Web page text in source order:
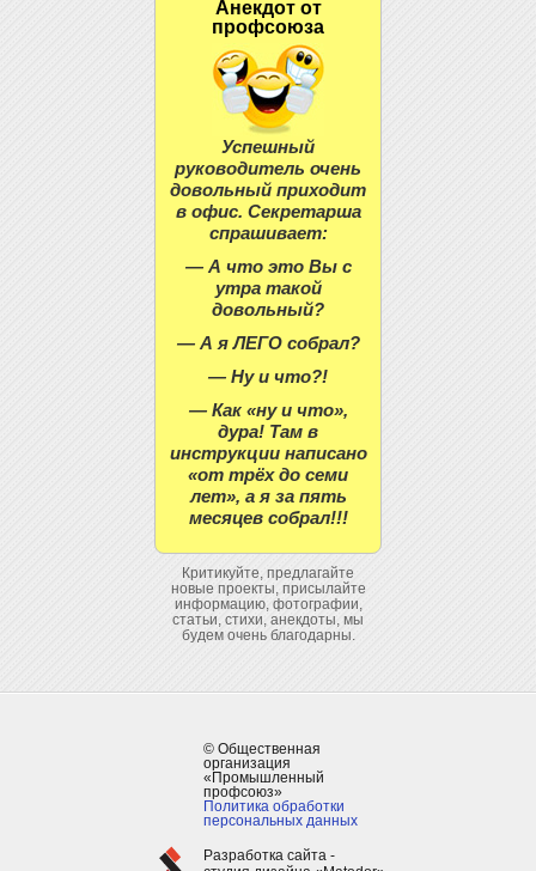
Анекдот от
профсоюза
Успешный
руководитель очень
довольный приходит
в офис. Секретарша
спрашивает:
— А что это Вы с
утра такой
довольный?
— А я ЛЕГО собрал?
— Ну и что?!
— Как «ну и что»,
дура! Там в
инструкции написано
«от трёх до семи
лет», а я за пять
месяцев собрал!!!
Критикуйте, предлагайте
новые проекты, присылайте
информацию, фотографии,
статьи, стихи, анекдоты, мы
будем очень благодарны.
© Общественная
организация
«Промышленный
профсоюз»
Политика обработки
персональных данных
Разработка сайта -